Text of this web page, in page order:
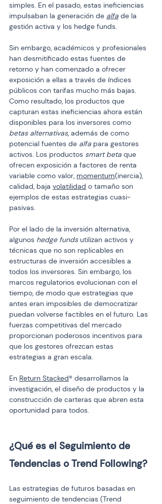
simples. En el pasado, estas ineficiencias
impulsaban la generación de alfa de la
gestión activa y los hedge funds.
Sin embargo, académicos y profesionales
han desmitificado estas fuentes de
retorno y han comenzado a ofrecer
exposición a ellas a través de índices
públicos con tarifas mucho más bajas.
Como resultado, los productos que
capturan estas ineficiencias ahora están
disponibles para los inversores como
betas alternativas, además de como
potencial fuentes de alfa para gestores
activos. Los productos smart beta que
ofrecen exposición a factores de renta
variable como valor, momentum(inercia),
calidad, baja volatilidad o tamaño son
ejemplos de estas estrategias cuasi-
pasivas.
Por el lado de la inversión alternativa,
algunos hedge funds utilizan activos y
técnicas que no son replicables en
estructuras de inversión accesibles a
todos los inversores. Sin embargo, los
marcos regulatorios evolucionan con el
tiempo, de modo que estrategias que
antes eran imposibles de democratizar
puedan volverse factibles en el futuro. Las
fuerzas competitivas del mercado
proporcionan poderosos incentivos para
que los gestores ofrezcan estas
estrategias a gran escala.
En Return Stacked® desarrollamos la
investigación, el diseño de productos y la
construcción de carteras que abren esta
oportunidad para todos.
¿Qué es el Seguimiento de
Tendencias o Trend Following?
Las estrategias de futuros basadas en
seguimiento de tendencias (Trend